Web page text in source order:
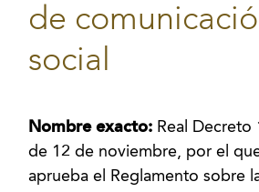
de
social
Nombre exacto: Real Decreto
de 12 de noviembre, por el
aprueba el Reglamento sobre